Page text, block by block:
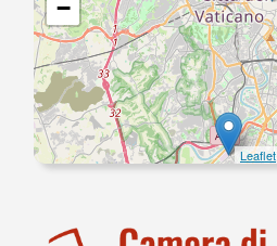
−
Leaflet